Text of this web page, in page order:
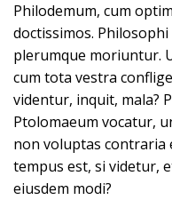
Philodemum, cum
doctissimos.
plerumque moriuntur.
cum tota vestra
videntur, inquit, mala?
Ptolomaeum vocatur,
non voluptas contraria
tempus est, si videtur,
eiusdem modi?